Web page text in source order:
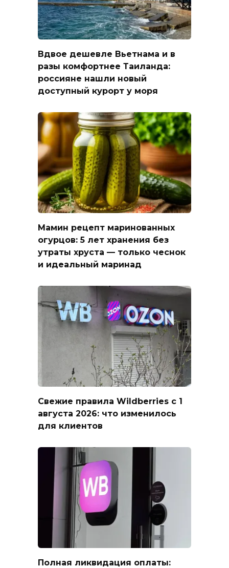
Вдвое дешевле Вьетнама и в
разы комфортнее Таиланда:
россияне нашли новый
доступный курорт у моря
Мамин рецепт маринованных
огурцов: 5 лет хранения без
утраты хруста — только чеснок
и идеальный маринад
Свежие правила Wildberries с 1
августа 2026: что изменилось
для клиентов
Полная ликвидация оплаты: